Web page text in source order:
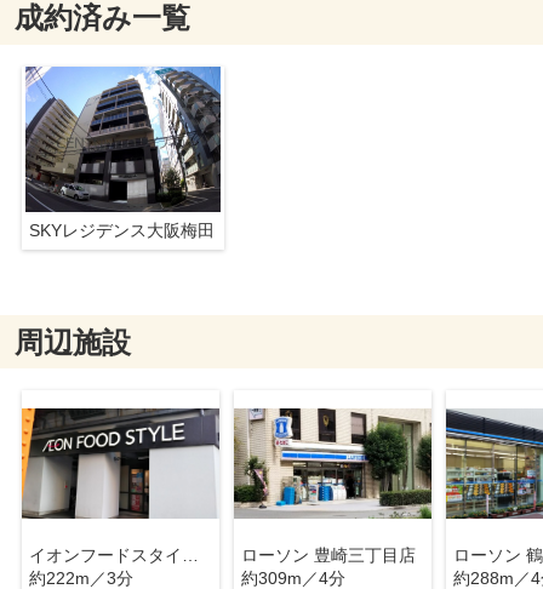
成約済み一覧
SKYレジデンス大阪梅田
周辺施設
約222m／3分
ローソン 豊崎三丁目店
約309m／4分
ローソン
約288m／